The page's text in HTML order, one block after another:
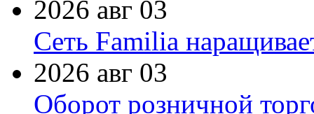
2026 авг 03
Сеть Familia
2026 авг 03
Оборот розничной